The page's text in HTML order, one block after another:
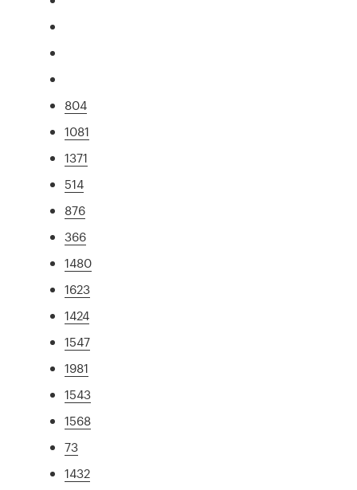
804
1081
1371
514
876
366
1480
1623
1424
1547
1981
1543
1568
73
1432